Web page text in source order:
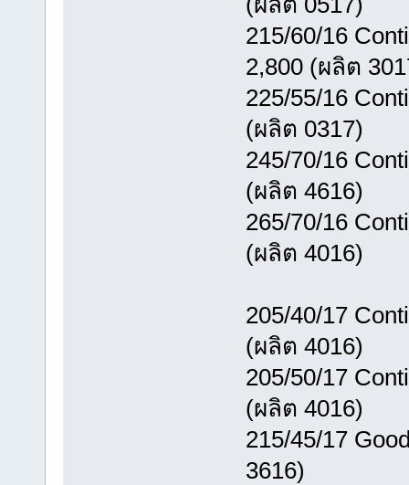
215/60/16
2,800 (ผลิต
225/55/16
(ผลิต 0317)
245/70/16
(ผลิต 4616)
265/70/16
(ผลิต 4016)
205/40/17
(ผลิต 4016)
205/50/17
(ผลิต 4016)
215/45/17
3616)